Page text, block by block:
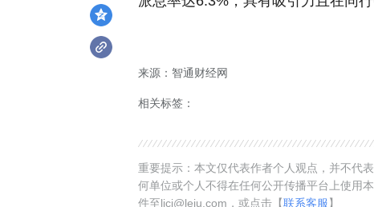
来源：智通财经网
相关标签：
重要提示：本文仅代表作者个人观点，并不代
何单位或个人不得在任何公开传播平台上使用
件至ljcj@leju.com，或点击【联系客服】